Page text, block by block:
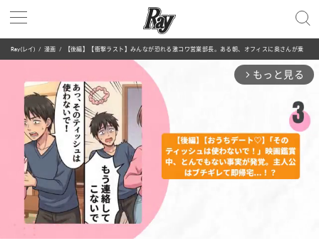
Ray(レイ) 漫画 【後編】【衝撃ラスト】みんなが恐れる激コワ営業部長。ある朝、オフィスに奥さんが乗り込んできて【まさかの発言】を...！？
arrow_forward_ios もっと見る